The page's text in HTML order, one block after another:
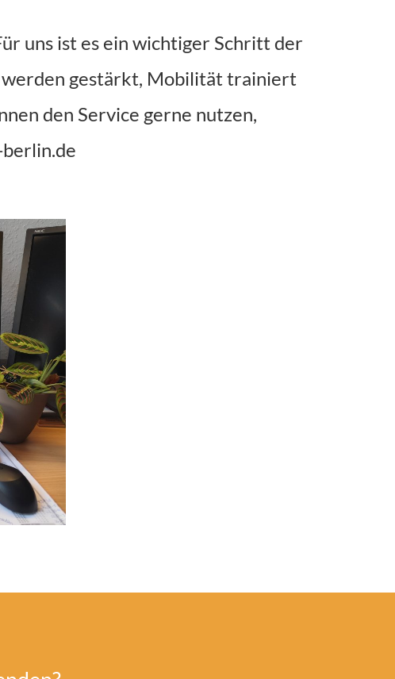
uns ist es ein wichtiger Schritt der
werden gestärkt, Mobilität trainiert
den Service gerne nutzen,